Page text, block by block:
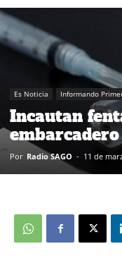
Es Noticia Informando
Incautan
Por Radio SAGO - 11 de